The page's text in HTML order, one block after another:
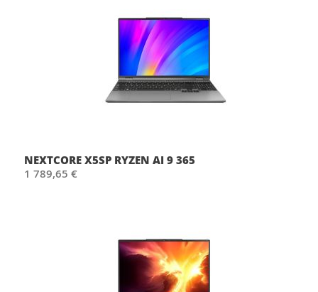
NEXTCORE X5SP RYZEN AI 9 365
1 789,65 €